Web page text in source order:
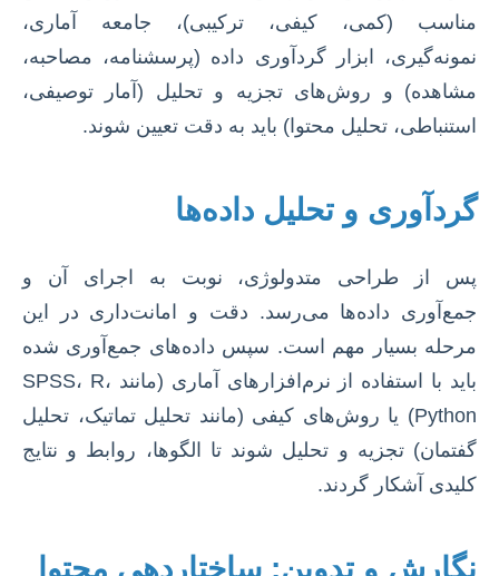
مناسب (کمی، کیفی، ترکیبی)، جامعه آماری،
نمونه‌گیری، ابزار گردآوری داده (پرسشنامه، مصاحبه،
مشاهده) و روش‌های تجزیه و تحلیل (آمار توصیفی،
استنباطی، تحلیل محتوا) باید به دقت تعیین شوند.
گردآوری و تحلیل داده‌ها
پس از طراحی متدولوژی، نوبت به اجرای آن و
جمع‌آوری داده‌ها می‌رسد. دقت و امانت‌داری در این
مرحله بسیار مهم است. سپس داده‌های جمع‌آوری شده
باید با استفاده از نرم‌افزارهای آماری (مانند SPSS، R،
Python) یا روش‌های کیفی (مانند تحلیل تماتیک، تحلیل
گفتمان) تجزیه و تحلیل شوند تا الگوها، روابط و نتایج
کلیدی آشکار گردند.
نگارش و تدوین: ساختاردهی محتوا